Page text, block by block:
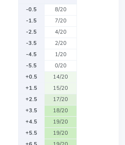
-0.5
8/20
-1.5
7/20
-2.5
4/20
-3.5
2/20
-4.5
1/20
-5.5
0/20
+0.5
14/20
+1.5
15/20
+2.5
17/20
+3.5
18/20
+4.5
19/20
+5.5
19/20